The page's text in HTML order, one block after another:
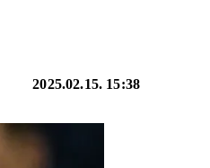
2025.02.15. 15:38